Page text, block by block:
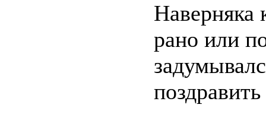
Наверняка
рано или